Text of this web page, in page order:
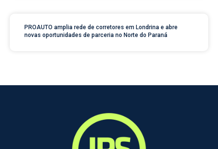
PROAUTO amplia rede de corretores em Londrina e abre
novas oportunidades de parceria no Norte do Paraná